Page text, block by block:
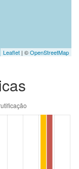
Leaflet | ©OpenStreetMap